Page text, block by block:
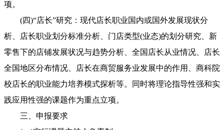
项。
(四)“店长”研究：现代店长职业国内或国外发展现状分
析、店长职业划分标准分析、门店类型(业态)的划分研究、新
零售下的店铺发展状况与趋势分析、全国店长从业情况、店长
全国地区分布情况、店长在商贸服务业发展中的作用、商科院
校店长的职业能力培养模式探析等。同时将理论指导性强和实
践应用性强的课题作为重点立项。
三、申报要求